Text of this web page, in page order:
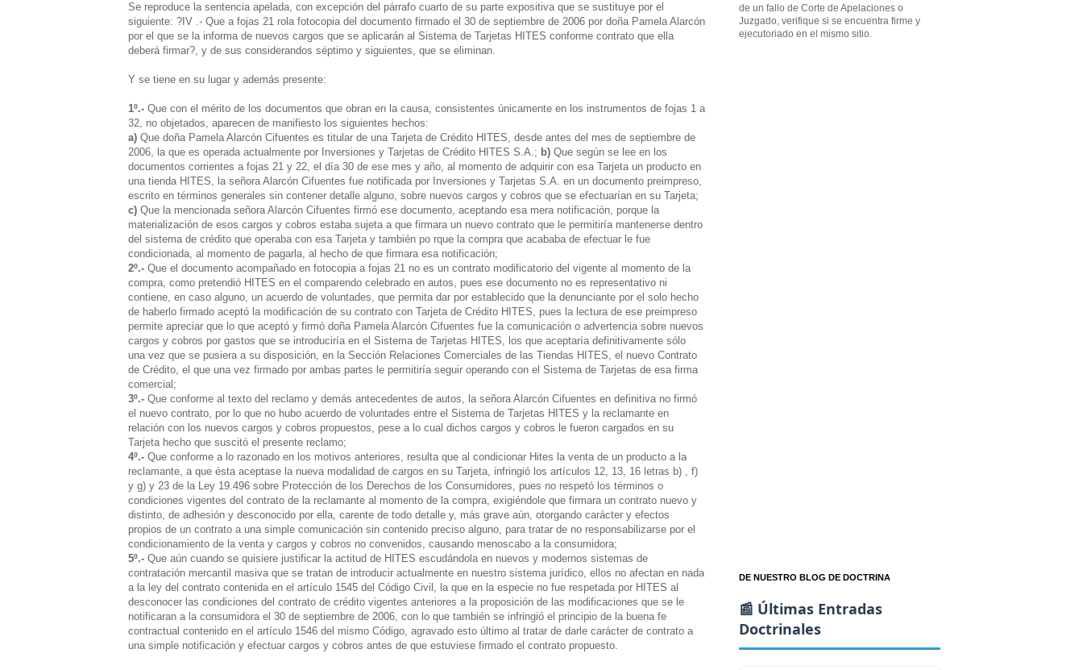
Se reproduce la sentencia apelada, con excepción del párrafo cuarto de su parte expositiva que se sustituye por el
siguiente: ?IV .- Que a fojas 21 rola fotocopia del documento firmado el 30 de septiembre de 2006 por doña Pamela Alarcón
por el que se la informa de nuevos cargos que se aplicarán al Sistema de Tarjetas HITES conforme contrato que ella
deberá firmar?, y de sus considerandos séptimo y siguientes, que se eliminan.
Y se tiene en su lugar y además presente:
1º.- Que con el mérito de los documentos que obran en la causa, consistentes únicamente en los instrumentos de fojas 1 a
32, no objetados, aparecen de manifiesto los siguientes hechos:
a) Que doña Pamela Alarcón Cifuentes es titular de una Tarjeta de Crédito HITES, desde antes del mes de septiembre de
2006, la que es operada actualmente por Inversiones y Tarjetas de Crédito HITES S.A.; b) Que según se lee en los
documentos corrientes a fojas 21 y 22, el día 30 de ese mes y año, al momento de adquirir con esa Tarjeta un producto en
una tienda HITES, la señora Alarcón Cifuentes fue notificada por Inversiones y Tarjetas S.A. en un documento preimpreso,
escrito en términos generales sin contener detalle alguno, sobre nuevos cargos y cobros que se efectuarían en su Tarjeta;
c) Que la mencionada señora Alarcón Cifuentes firmó ese documento, aceptando esa mera notificación, porque la
materialización de esos cargos y cobros estaba sujeta a que firmara un nuevo contrato que le permitiría mantenerse dentro
del sistema de crédito que operaba con esa Tarjeta y también po rque la compra que acababa de efectuar le fue
condicionada, al momento de pagarla, al hecho de que firmara esa notificación;
2º.- Que el documento acompañado en fotocopia a fojas 21 no es un contrato modificatorio del vigente al momento de la
compra, como pretendió HITES en el comparendo celebrado en autos, pues ese documento no es representativo ni
contiene, en caso alguno, un acuerdo de voluntades, que permita dar por establecido que la denunciante por el solo hecho
de haberlo firmado aceptó la modificación de su contrato con Tarjeta de Crédito HITES, pues la lectura de ese preimpreso
permite apreciar que lo que aceptó y firmó doña Pamela Alarcón Cifuentes fue la comunicación o advertencia sobre nuevos
cargos y cobros por gastos que se introduciría en el Sistema de Tarjetas HITES, los que aceptaría definitivamente sólo
una vez que se pusiera a su disposición, en la Sección Relaciones Comerciales de las Tiendas HITES, el nuevo Contrato
de Crédito, el que una vez firmado por ambas partes le permitiría seguir operando con el Sistema de Tarjetas de esa firma
comercial;
3º.- Que conforme al texto del reclamo y demás antecedentes de autos, la señora Alarcón Cifuentes en definitiva no firmó
el nuevo contrato, por lo que no hubo acuerdo de voluntades entre el Sistema de Tarjetas HITES y la reclamante en
relación con los nuevos cargos y cobros propuestos, pese a lo cual dichos cargos y cobros le fueron cargados en su
Tarjeta hecho que suscitó el presente reclamo;
4º.- Que conforme a lo razonado en los motivos anteriores, resulta que al condicionar Hites la venta de un producto a la
reclamante, a que ésta aceptase la nueva modalidad de cargos en su Tarjeta, infringió los artículos 12, 13, 16 letras b) , f)
y g) y 23 de la Ley 19.496 sobre Protección de los Derechos de los Consumidores, pues no respetó los términos o
condiciones vigentes del contrato de la reclamante al momento de la compra, exigiéndole que firmara un contrato nuevo y
distinto, de adhesión y desconocido por ella, carente de todo detalle y, más grave aún, otorgando carácter y efectos
propios de un contrato a una simple comunicación sin contenido preciso alguno, para tratar de no responsabilizarse por el
condicionamiento de la venta y cargos y cobros no convenidos, causando menoscabo a la consumidora;
5º.- Que aún cuando se quisiere justificar la actitud de HITES escudándola en nuevos y modernos sistemas de
contratación mercantil masiva que se tratan de introducir actualmente en nuestro sistema jurídico, ellos no afectan en nada
a la ley del contrato contenida en el artículo 1545 del Código Civil, la que en la especie no fue respetada por HITES al
desconocer las condiciones del contrato de crédito vigentes anteriores a la proposición de las modificaciones que se le
notificaran a la consumidora el 30 de septiembre de 2006, con lo que también se infringió el principio de la buena fe
contractual contenido en el artículo 1546 del mismo Código, agravado esto último al tratar de darle carácter de contrato a
una simple notificación y efectuar cargos y cobros antes de que estuviese firmado el contrato propuesto.
de un fallo de Corte de Apelaciones o
Juzgado, verifique si se encuentra firme y
ejecutoriado en el mismo sitio.
DE NUESTRO BLOG DE DOCTRINA
📰 Últimas Entradas
Doctrinales